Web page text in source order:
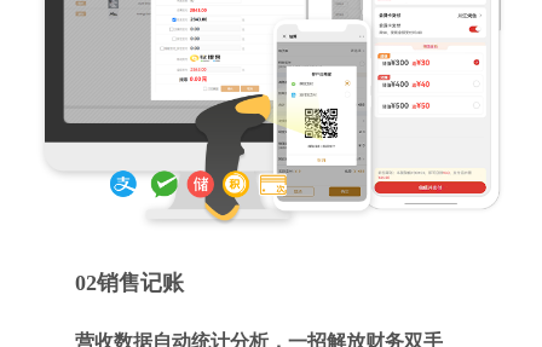
02销售记账
营收数据自动统计分析，一招解放财务双手